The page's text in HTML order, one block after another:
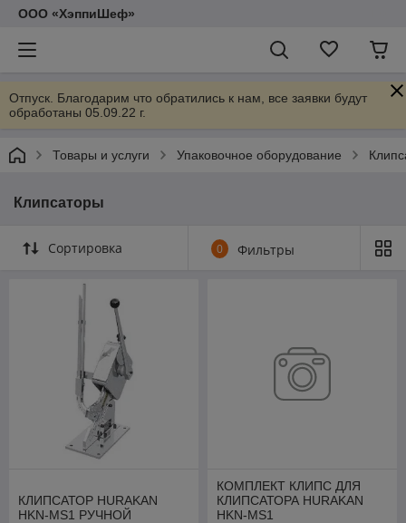
ООО «ХэппиШеф»
Отпуск. Благодарим что обратились к нам, все заявки будут
обработаны 05.09.22 г.
Товары и услуги Упаковочное оборудование
Клипсаторы
Сортировка 0 Фильтры
КЛИПСАТОР HURAKAN
HKN-MS1 РУЧНОЙ
КОМПЛЕКТ КЛИПС ДЛЯ
КЛИПСАТОРА HURAKAN
HKN-MS1